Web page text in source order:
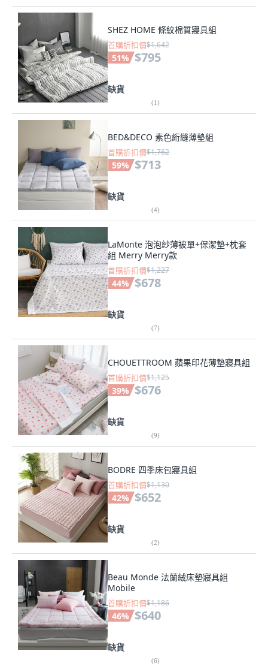
SHEZ HOME 條紋棉質寢具組
首購折扣價$1,642
51% $795
缺貨
(1)
BED&DECO 素色絎縫薄墊組
首購折扣價$1,762
59% $713
缺貨
(4)
LaMonte 泡泡紗薄被單+保潔墊+枕套
組 Merry Merry款
首購折扣價$1,227
44% $678
缺貨
(7)
CHOUETTROOM 蘋果印花薄墊寢具組
首購折扣價$1,125
39% $676
缺貨
(9)
BODRE 四季床包寢具組
首購折扣價$1,130
42% $652
缺貨
(2)
Beau Monde 法蘭絨床墊寢具組
Mobile
首購折扣價$1,186
46% $640
缺貨
(6)